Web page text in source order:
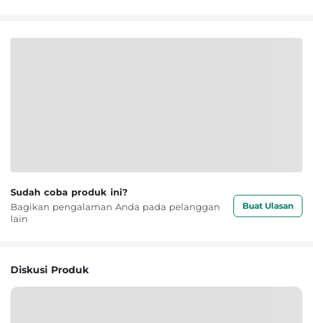
Sudah coba produk ini?
Bagikan pengalaman Anda pada pelanggan
lain
Buat Ulasan
Diskusi Produk